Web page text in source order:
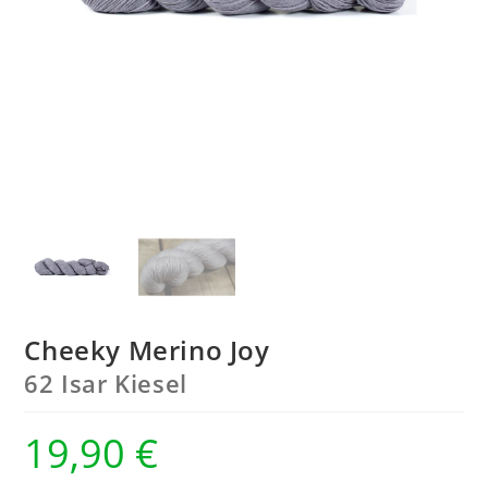
Cheeky Merino Joy
62 Isar Kiesel
19,90 €